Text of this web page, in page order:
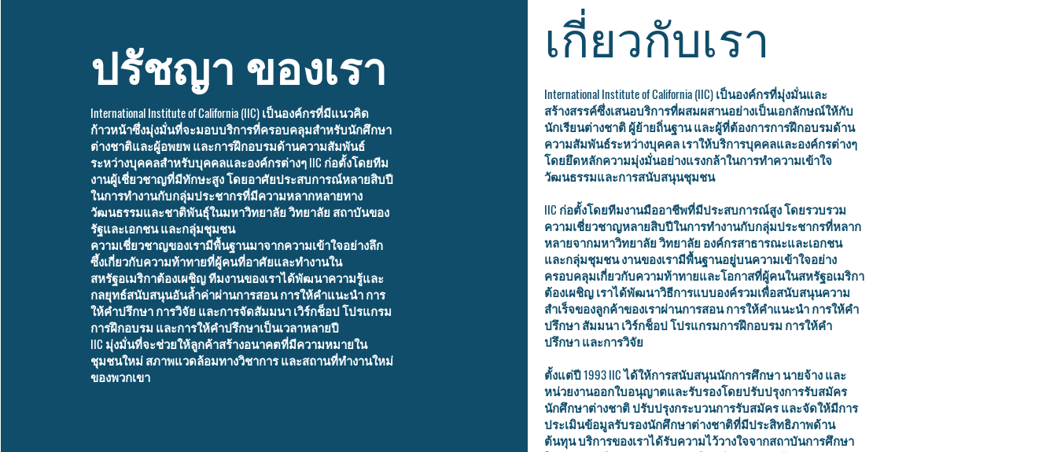
ปรัชญา ของเรา
International Institute of California (IIC) เป็นองค์กรที่มีแนวคิด
ก้าวหน้าซึ่งมุ่งมั่นที่จะมอบบริการที่ครอบคลุมสำหรับนักศึกษา
ต่างชาติและผู้อพยพ และการฝึกอบรมด้านความสัมพันธ์
ระหว่างบุคคลสำหรับบุคคลและองค์กรต่างๆ IIC ก่อตั้งโดยทีม
งานผู้เชี่ยวชาญที่มีทักษะสูง โดยอาศัยประสบการณ์หลายสิบปี
ในการทำงานกับกลุ่มประชากรที่มีความหลากหลายทาง
วัฒนธรรมและชาติพันธุ์ในมหาวิทยาลัย วิทยาลัย สถาบันของ
รัฐและเอกชน และกลุ่มชุมชน
ความเชี่ยวชาญของเรามีพื้นฐานมาจากความเข้าใจอย่างลึก
ซึ้งเกี่ยวกับความท้าทายที่ผู้คนที่อาศัยและทำงานใน
สหรัฐอเมริกาต้องเผชิญ ทีมงานของเราได้พัฒนาความรู้และ
กลยุทธ์สนับสนุนอันล้ำค่าผ่านการสอน การให้คำแนะนำ การ
ให้คำปรึกษา การวิจัย และการจัดสัมมนา เวิร์กช็อป โปรแกรม
การฝึกอบรม และการให้คำปรึกษาเป็นเวลาหลายปี
IIC มุ่งมั่นที่จะช่วยให้ลูกค้าสร้างอนาคตที่มีความหมายใน
ชุมชนใหม่ สภาพแวดล้อมทางวิชาการ และสถานที่ทำงานใหม่
ของพวกเขา
เกี่ยวกับเรา
International Institute of California (IIC) เป็นองค์กรที่มุ่งมั่นและ
สร้างสรรค์ซึ่งเสนอบริการที่ผสมผสานอย่างเป็นเอกลักษณ์ให้กับ
นักเรียนต่างชาติ ผู้ย้ายถิ่นฐาน และผู้ที่ต้องการการฝึกอบรมด้าน
ความสัมพันธ์ระหว่างบุคคล เราให้บริการบุคคลและองค์กรต่างๆ
โดยยึดหลักความมุ่งมั่นอย่างแรงกล้าในการทำความเข้าใจ
วัฒนธรรมและการสนับสนุนชุมชน
IIC ก่อตั้งโดยทีมงานมืออาชีพที่มีประสบการณ์สูง โดยรวบรวม
ความเชี่ยวชาญหลายสิบปีในการทำงานกับกลุ่มประชากรที่หลาก
หลายจากมหาวิทยาลัย วิทยาลัย องค์กรสาธารณะและเอกชน
และกลุ่มชุมชน งานของเรามีพื้นฐานอยู่บนความเข้าใจอย่าง
ครอบคลุมเกี่ยวกับความท้าทายและโอกาสที่ผู้คนในสหรัฐอเมริกา
ต้องเผชิญ เราได้พัฒนาวิธีการแบบองค์รวมเพื่อสนับสนุนความ
สำเร็จของลูกค้าของเราผ่านการสอน การให้คำแนะนำ การให้คำ
ปรึกษา สัมมนา เวิร์กช็อป โปรแกรมการฝึกอบรม การให้คำ
ปรึกษา และการวิจัย
ตั้งแต่ปี 1993 IIC ได้ให้การสนับสนุนนักการศึกษา นายจ้าง และ
หน่วยงานออกใบอนุญาตและรับรองโดยปรับปรุงการรับสมัคร
นักศึกษาต่างชาติ ปรับปรุงกระบวนการรับสมัคร และจัดให้มีการ
ประเมินข้อมูลรับรองนักศึกษาต่างชาติที่มีประสิทธิภาพด้าน
ต้นทุน บริการของเราได้รับความไว้วางใจจากสถาบันการศึกษา